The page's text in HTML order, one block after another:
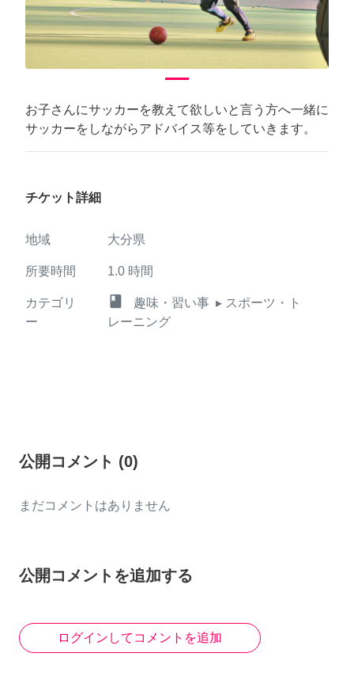
お子さんにサッカーを教えて欲しいと言う方へ一緒に
サッカーをしながらアドバイス等をしていきます。
チケット詳細
地域 大分県
所要時間 1.0 時間
カテゴリ
ー
class 趣味・習い事 ▸ スポーツ・ト
レーニング
公開コメント (0)
まだコメントはありません
公開コメントを追加する
ログインしてコメントを追加